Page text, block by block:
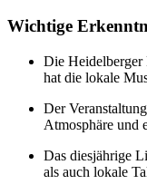
Wichtige
Die Heidelberger
hat die lokale
Der
Atmosphäre und
Das diesjährige
als auch lokale